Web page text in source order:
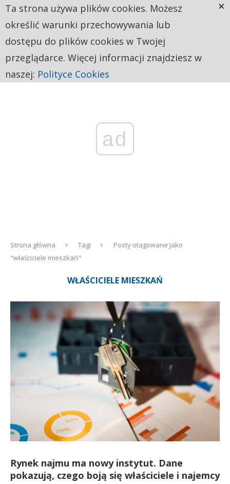
ad
Strona główna Tagi
Posty otagowane jako
"właściciele mieszkań"
WŁAŚCICIELE MIESZKAŃ
Rynek najmu ma nowy instytut. Dane
pokazują, czego boją się właściciele i najemcy
Ta strona używa plików cookies. Możesz
określić warunki przechowywania lub
dostępu do plików cookies w Twojej
przeglądarce. Więcej informacji znajdziesz w
naszej: Polityce Cookies
×